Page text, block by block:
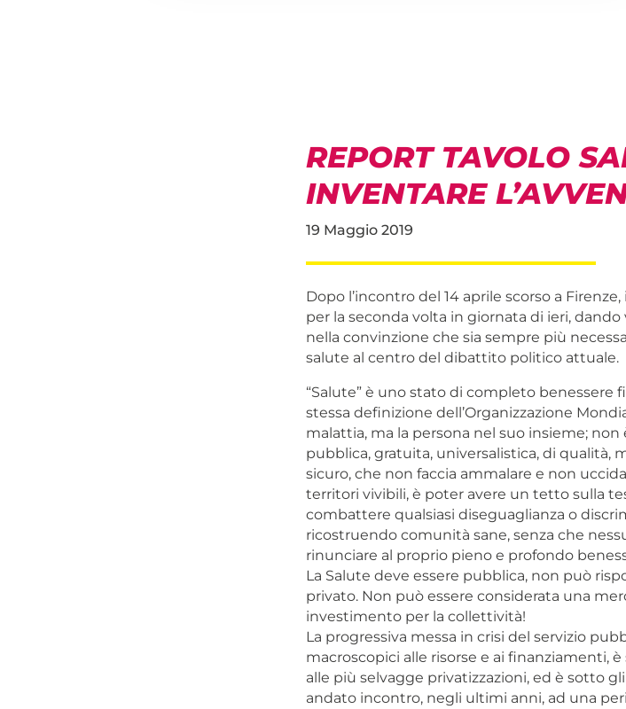
REPORT TAVOLO
INVENTARE
19 Maggio 2019
Dopo l’incontro del 14 aprile scorso a
per la seconda volta in giornata di ieri,
nella convinzione che sia sempre più
salute al centro del dibattito politico attuale.
“Salute” è uno stato di completo benessere
stessa definizione dell’Organizzazione
malattia, ma la persona nel suo insieme;
pubblica, gratuita, universalistica, di qualità,
sicuro, che non faccia ammalare e non
territori vivibili, è poter avere un tetto sulla
combattere qualsiasi diseguaglianza o
ricostruendo comunità sane, senza che
rinunciare al proprio pieno e profondo
La Salute deve essere pubblica, non può
privato. Non può essere considerata una
investimento per la collettività!
La progressiva messa in crisi del servizio
macroscopici alle risorse e ai finanziamenti,
alle più selvagge privatizzazioni, ed è sotto
andato incontro, negli ultimi anni, ad una